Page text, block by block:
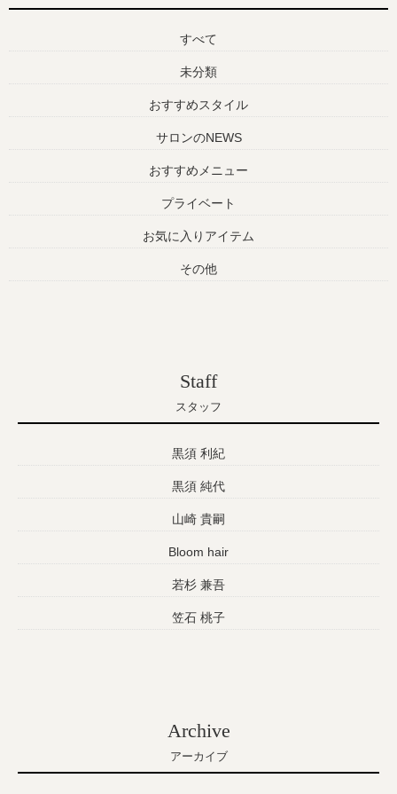
すべて
未分類
おすすめスタイル
サロンのNEWS
おすすめメニュー
プライベート
お気に入りアイテム
その他
Staff
スタッフ
黒須 利紀
黒須 純代
山崎 貴嗣
Bloom hair
若杉 兼吾
笠石 桃子
Archive
アーカイブ